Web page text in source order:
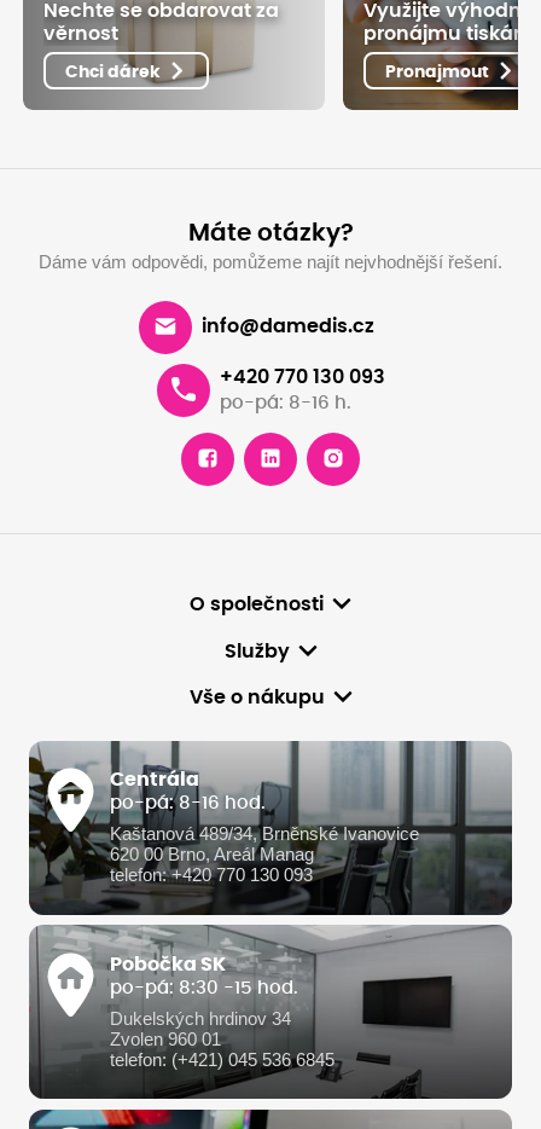
Nechte se obdarovat za
věrnost
Chci dárek
Využijte
pronájmu
Pronajmout
Máte otázky?
Dáme vám odpovědi, pomůžeme najít nejvhodnější řešení.
info@damedis.cz
+420 770 130 093
po-pá: 8-16 h.
O společnosti
Služby
Vše o nákupu
Centrála
po-pá: 8-16 hod.
Kaštanová 489/34, Brněnské Ivanovice
620 00 Brno, Areál Manag
telefon: +420 770 130 093
Pobočka SK
po-pá: 8:30 -15 hod.
Dukelských hrdinov 34
Zvolen 960 01
telefon: (+421) 045 536 6845